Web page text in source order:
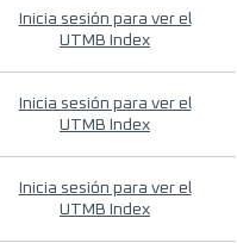
Inicia sesión para ver el
UTMB Index
Inicia sesión para ver el
UTMB Index
Inicia sesión para ver el
UTMB Index